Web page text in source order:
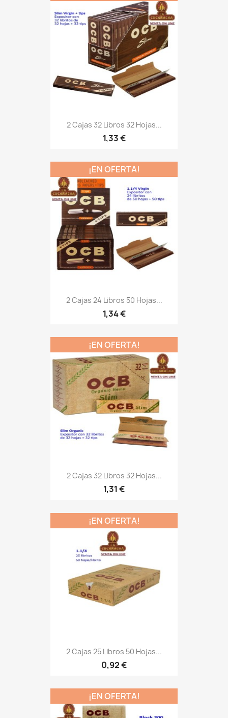
2 Cajas 32 Libros 32 Hojas...
1,33 €
2 Cajas 24 Libros 50 Hojas...
1,34 €
¡EN OFERTA!
2 Cajas 32 Libros 32 Hojas...
1,31 €
¡EN OFERTA!
2 Cajas 25 Libros 50 Hojas...
0,92 €
¡EN OFERTA!
¡EN OFERTA!